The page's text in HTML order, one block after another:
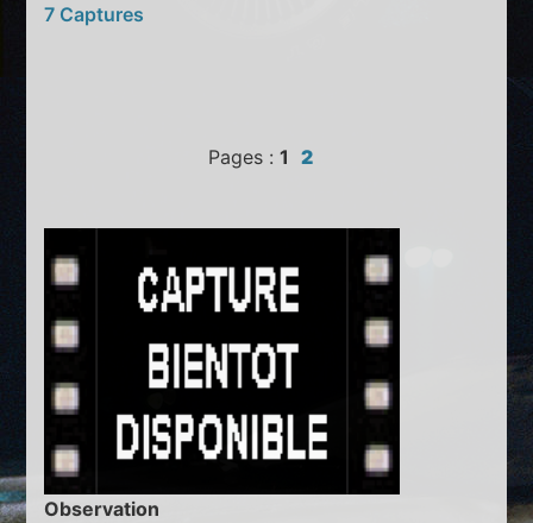
7 Captures
Pages : 1 2
Observation